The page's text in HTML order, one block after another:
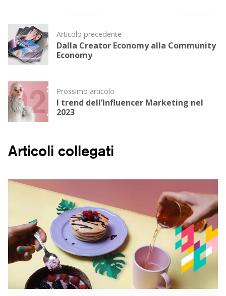
Post
navigation
Articolo precedente
Dalla Creator Economy alla Community
Economy
Prossimo articolo
I trend dell’Influencer Marketing nel
2023
Articoli collegati